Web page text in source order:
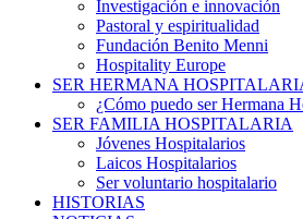
Investigación e innovación
Pastoral y espiritualidad
Fundación Benito Menni
Hospitality Europe
SER HERMANA
¿Cómo puedo ser Hermana
SER FAMILIA HOSPITALARIA
Jóvenes Hospitalarios
Laicos Hospitalarios
Ser voluntario hospitalario
HISTORIAS